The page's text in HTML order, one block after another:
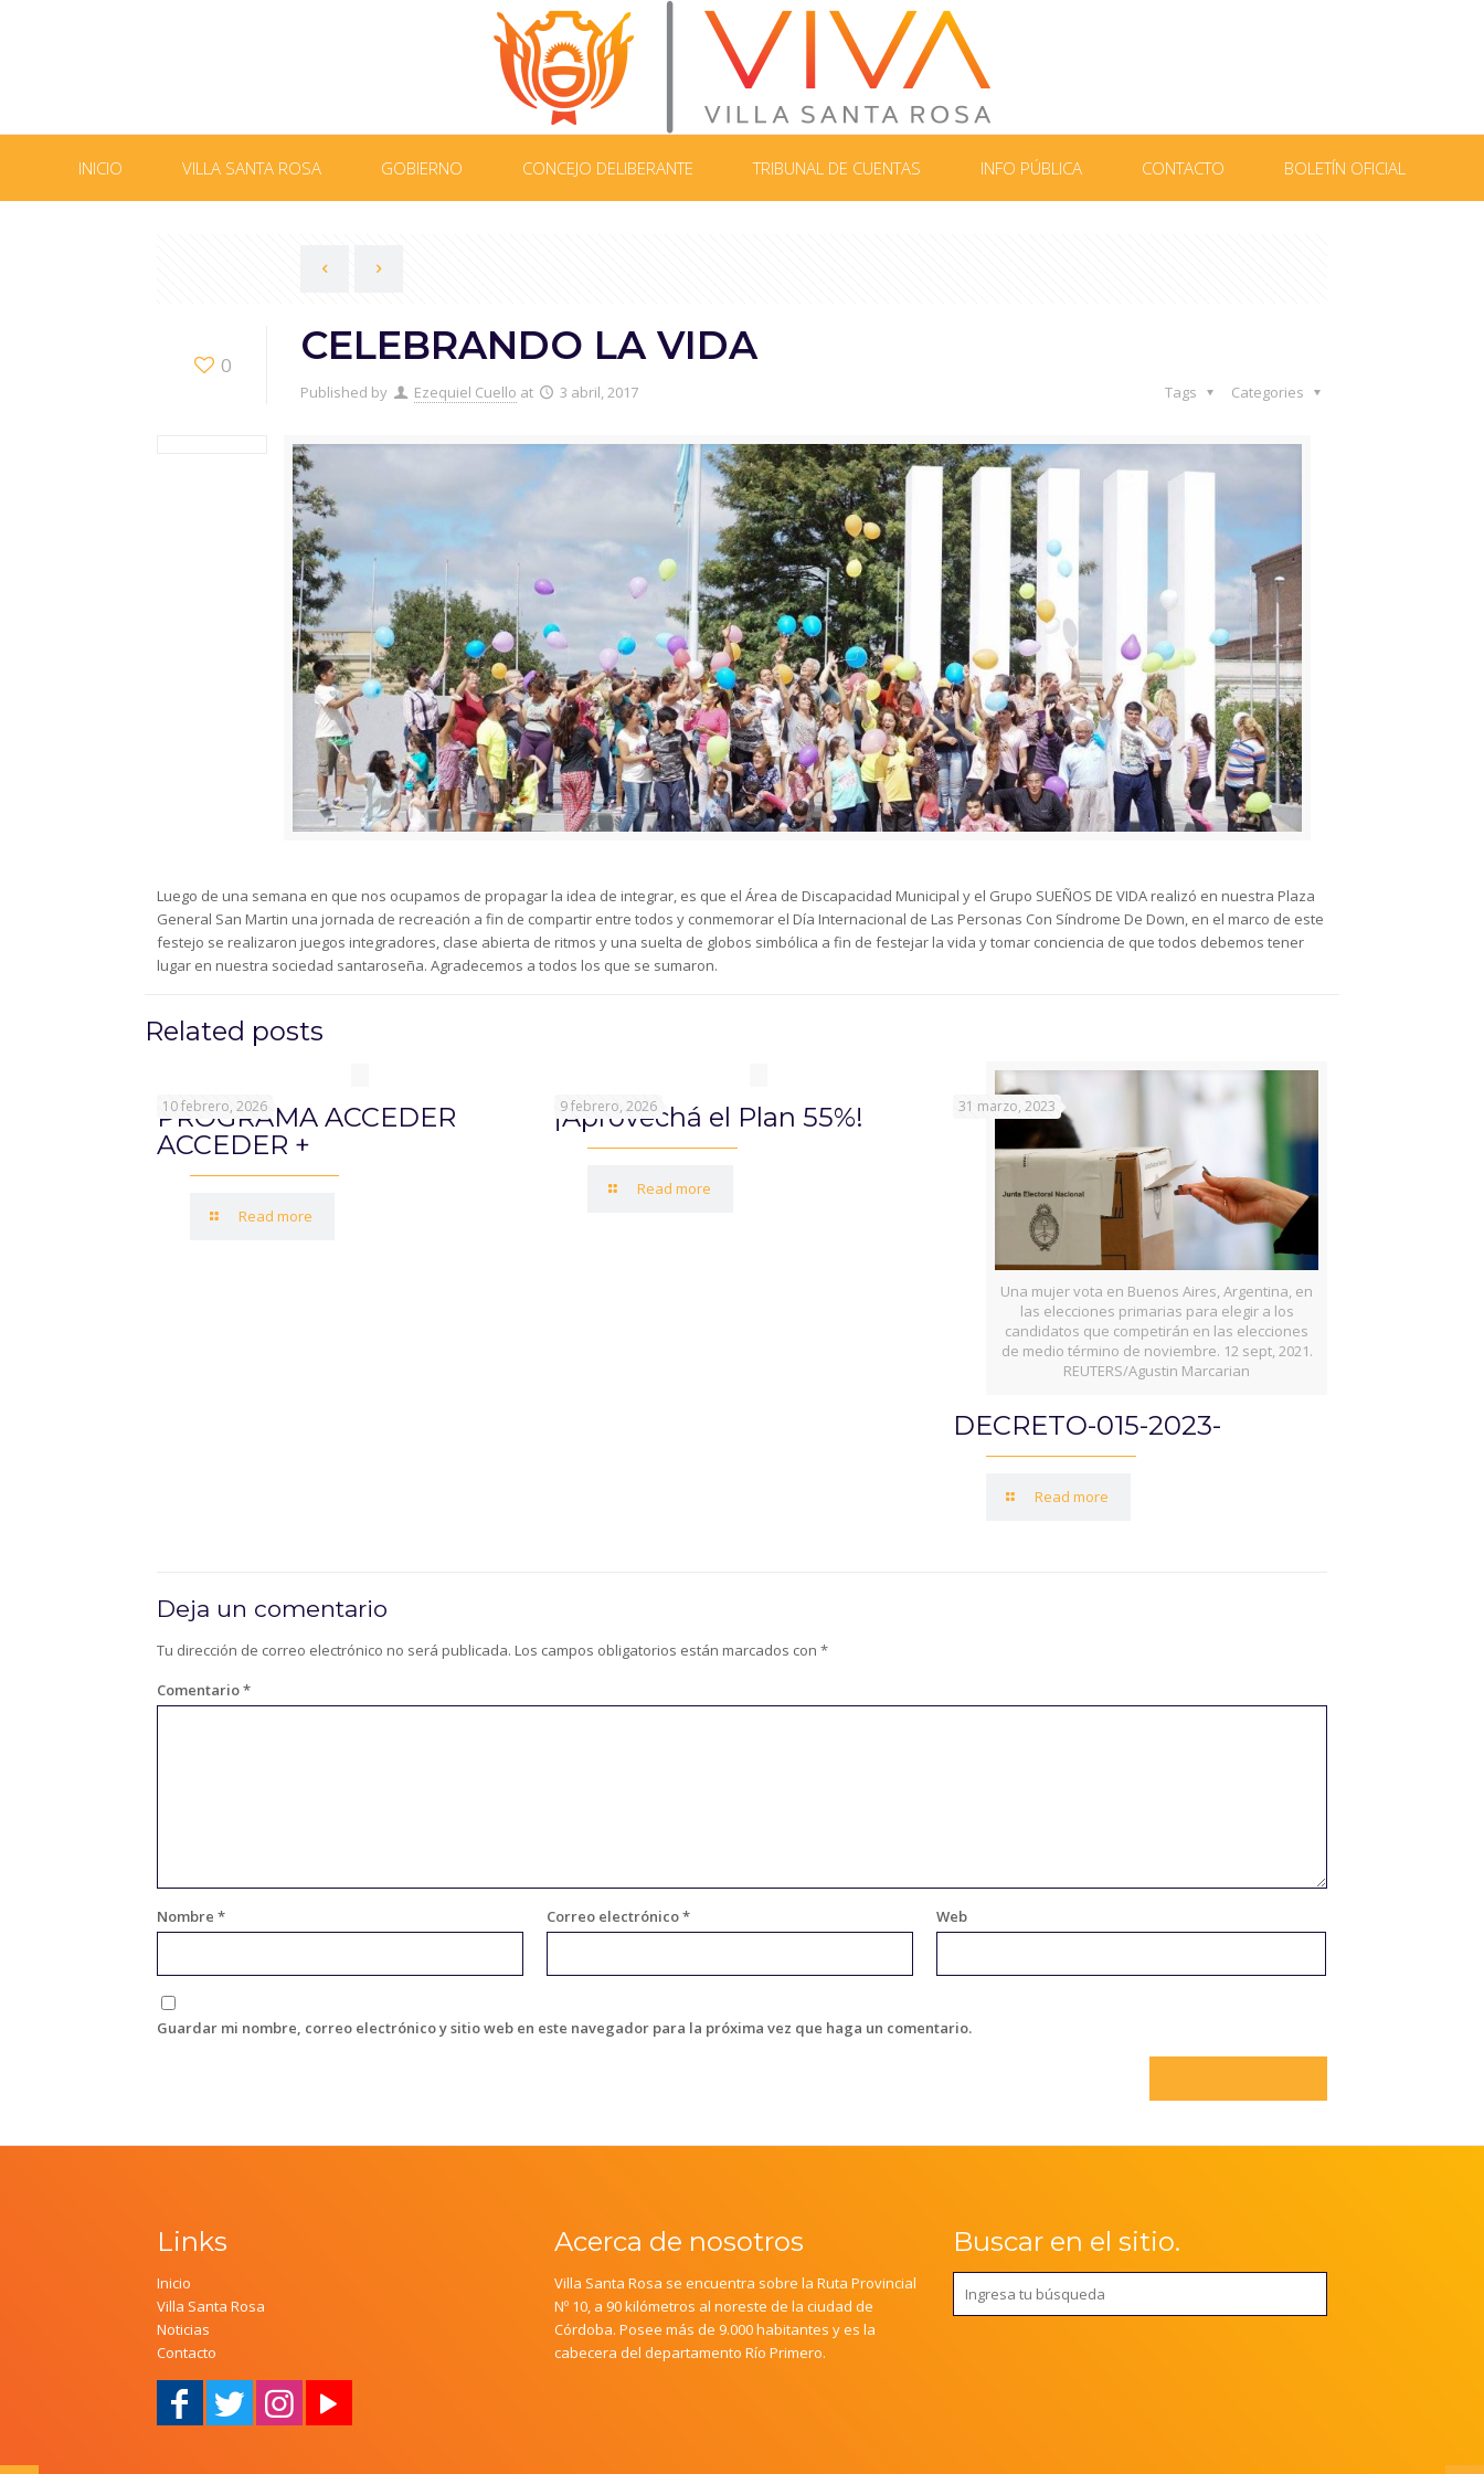
INICIO VILLA SANTA ROSA GOBIERNO CONCEJO DELIBERANTE TRIBUNAL DE CUENTAS INFO PÚBLICA CONTACTO BOLETÍN OFICIAL
0 CELEBRANDO LA VIDA
Published by Ezequiel Cuello at 3 abril, 2017 Categories
Tags
Luego de una semana en que nos ocupamos de propagar la idea de integrar, es que el Área de Discapacidad Municipal y el Grupo SUEÑOS DE VIDA realizó en nuestra Plaza
General San Martin una jornada de recreación a fin de compartir entre todos y conmemorar el Día Internacional de Las Personas Con Síndrome De Down, en el marco de este
festejo se realizaron juegos integradores, clase abierta de ritmos y una suelta de globos simbólica a fin de festejar la vida y tomar conciencia de que todos debemos tener
lugar en nuestra sociedad santaroseña. Agradecemos a todos los que se sumaron.
Related posts
10 febrero, 2026
PROGRAMA ACCEDER
ACCEDER +
Read more
9 febrero, 2026
¡Aprovechá el Plan 55%!
Read more
Una mujer vota en Buenos Aires, Argentina, en
las elecciones primarias para elegir a los
candidatos que competirán en las elecciones
de medio término de noviembre. 12 sept, 2021.
REUTERS/Agustin Marcarian
31 marzo, 2023
DECRETO-015-2023-
Read more
Deja un comentario
Tu dirección de correo electrónico no será publicada. Los campos obligatorios están marcados con *
Comentario*
Nombre * Correo electrónico* Web
Guardar mi nombre, correo electrónico y sitio web en este navegador para la próxima vez que haga un comentario.
Links
Inicio
Villa Santa Rosa
Noticias
Contacto
Acerca de nosotros
Villa Santa Rosa se encuentra sobre la Ruta Provincial
Nº 10, a 90 kilómetros al noreste de la ciudad de
Córdoba. Posee más de 9.000 habitantes y es la
cabecera del departamento Río Primero.
Buscar en el sitio.